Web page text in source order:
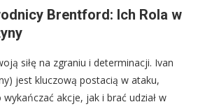
Brentford: Ich Rola w
siłę na zgraniu i determinacji. Ivan
jest kluczową postacią w ataku,
akcje, jak i brać udział w